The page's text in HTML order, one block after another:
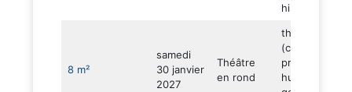
histoires de
8 m²
samedi
30 janvier
2027
Théâtre
en rond
théâtre
(colocation
prison –
humour – feel